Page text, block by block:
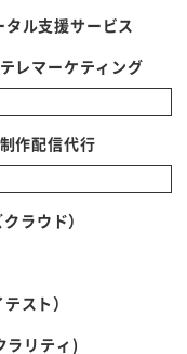
タル支援サービス
レマーケティング
作配信代行
ラウド）
スト）
リティ)